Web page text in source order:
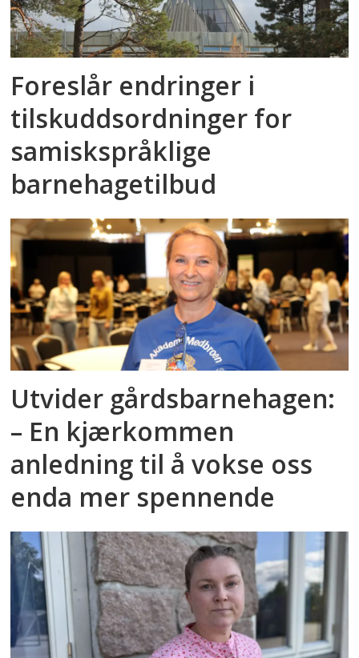
Foreslår endringer i
tilskuddsordninger for
samiskspråklige
barnehagetilbud
Utvider gårdsbarnehagen:
– En kjærkommen
anledning til å vokse oss
enda mer spennende